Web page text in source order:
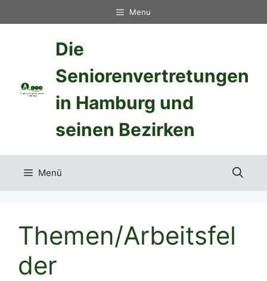
Inhalt
Menu
Die
Seniorenvertretungen
in Hamburg und
seinen Bezirken
Menü
Themen/Arbeitsfel
der